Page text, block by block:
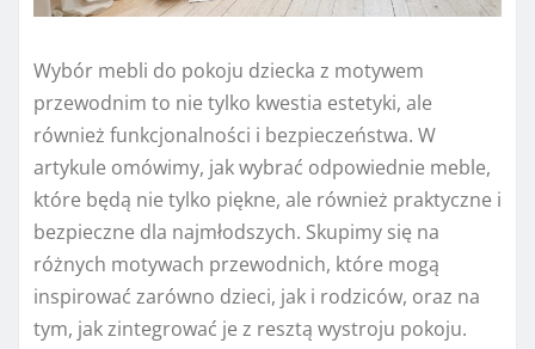
Wybór mebli do pokoju dziecka z motywem
przewodnim to nie tylko kwestia estetyki, ale
również funkcjonalności i bezpieczeństwa. W
artykule omówimy, jak wybrać odpowiednie meble,
które będą nie tylko piękne, ale również praktyczne i
bezpieczne dla najmłodszych. Skupimy się na
różnych motywach przewodnich, które mogą
inspirować zarówno dzieci, jak i rodziców, oraz na
tym, jak zintegrować je z resztą wystroju pokoju.